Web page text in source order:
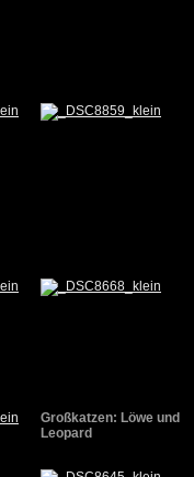
Großkatzen: Löwe und
Leopard